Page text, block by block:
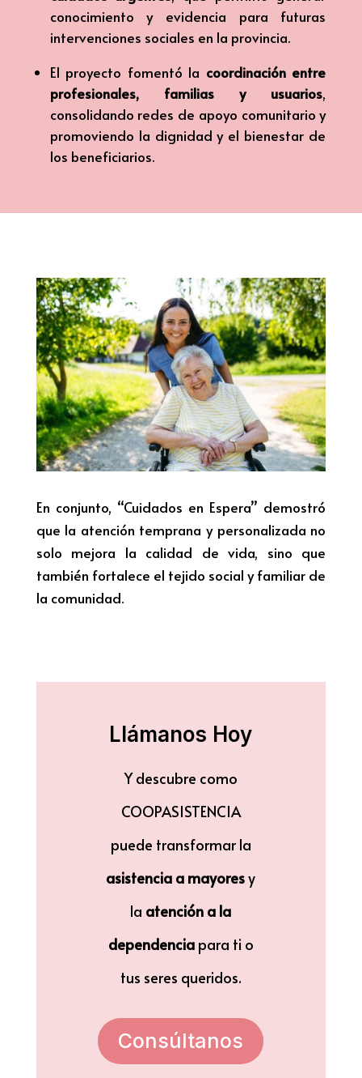
conocimiento y evidencia para futuras
intervenciones sociales en la provincia.
El proyecto fomentó la coordinación entre
profesionales, familias y usuarios,
consolidando redes de apoyo comunitario y
promoviendo la dignidad y el bienestar de
los beneficiarios.
En conjunto, “Cuidados en Espera” demostró
que la atención temprana y personalizada no
solo mejora la calidad de vida, sino que
también fortalece el tejido social y familiar de
la comunidad.
Llámanos Hoy
Y descubre como
COOPASISTENCIA
puede transformar la
asistencia a mayoresy
la atención a la
dependenciapara ti o
tus seres queridos.
Consúltanos